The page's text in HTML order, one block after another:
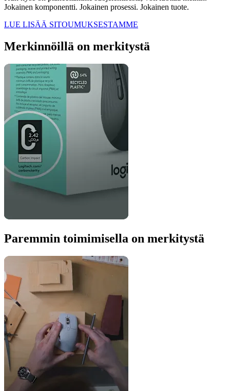
Jokainen komponentti. Jokainen prosessi. Jokainen tuote.
LUE LISÄÄ SITOUMUKSESTAMME
Merkinnöillä on merkitystä
Paremmin toimimisella on merkitystä